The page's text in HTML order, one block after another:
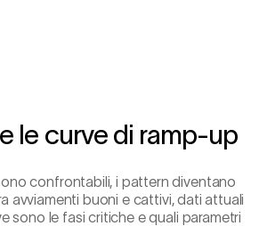
le curve di ramp-up
confrontabili, i pattern diventano
avviamenti buoni e cattivi, dati attuali
sono le fasi critiche e quali parametri